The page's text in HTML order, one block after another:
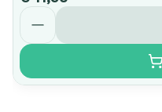
Aantal